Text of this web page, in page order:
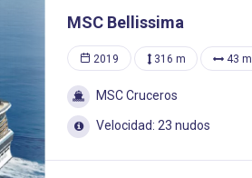
MSC Bellissima
2019 316 m 43 m
MSC Cruceros
Velocidad: 23 nudos